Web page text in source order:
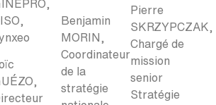
Benjamin
MORIN,
Coordinateur
de la
stratégie
Pierre
SKRZYPCZAK,
Chargé de
mission
senior
Stratégie